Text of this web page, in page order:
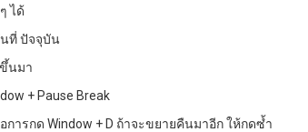
ได้
นที่ ปัจจุบัน
ขึ้นมา
+ Pause Break
ารกด Window + D ถ้าจะขยายคืนมาอีก ให้กดซ้ำ